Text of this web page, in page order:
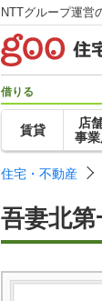
NTTグループ運営
借りる
賃貸
店
事業
住宅・不動産
吾妻北